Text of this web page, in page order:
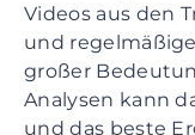
Videos aus den
und
großer
Analysen kann
und das beste